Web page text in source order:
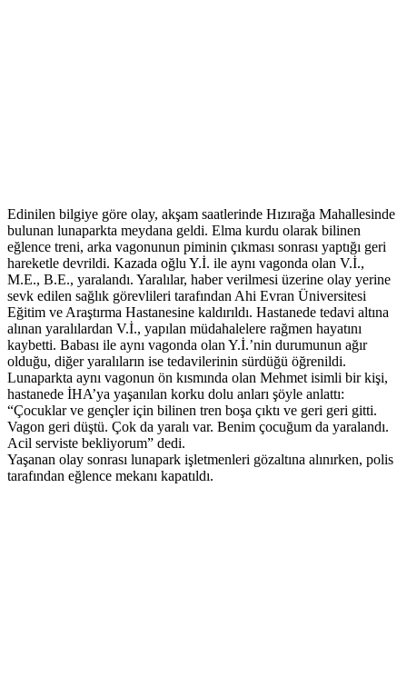
Edinilen bilgiye göre olay, akşam saatlerinde Hızırağa Mahallesinde
bulunan lunaparkta meydana geldi. Elma kurdu olarak bilinen
eğlence treni, arka vagonunun piminin çıkması sonrası yaptığı geri
hareketle devrildi. Kazada oğlu Y.İ. ile aynı vagonda olan V.İ.,
M.E., B.E., yaralandı. Yaralılar, haber verilmesi üzerine olay yerine
sevk edilen sağlık görevlileri tarafından Ahi Evran Üniversitesi
Eğitim ve Araştırma Hastanesine kaldırıldı. Hastanede tedavi altına
alınan yaralılardan V.İ., yapılan müdahalelere rağmen hayatını
kaybetti. Babası ile aynı vagonda olan Y.İ.’nin durumunun ağır
olduğu, diğer yaralıların ise tedavilerinin sürdüğü öğrenildi.
Lunaparkta aynı vagonun ön kısmında olan Mehmet isimli bir kişi,
hastanede İHA’ya yaşanılan korku dolu anları şöyle anlattı:
“Çocuklar ve gençler için bilinen tren boşa çıktı ve geri geri gitti.
Vagon geri düştü. Çok da yaralı var. Benim çocuğum da yaralandı.
Acil serviste bekliyorum” dedi.
Yaşanan olay sonrası lunapark işletmenleri gözaltına alınırken, polis
tarafından eğlence mekanı kapatıldı.